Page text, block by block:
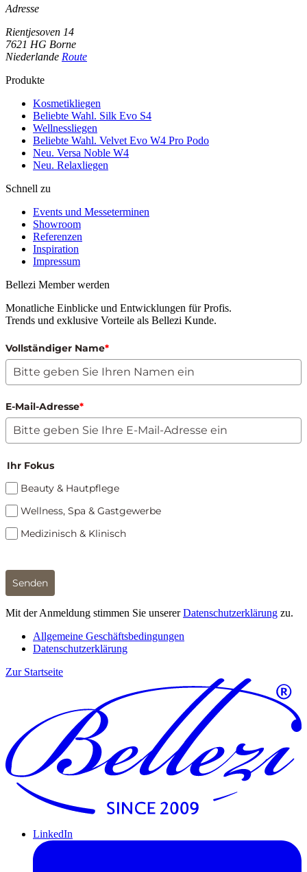
Adresse
Rientjesoven 14
7621 HG Borne
Niederlande Route
Produkte
Kosmetikliegen
Beliebte Wahl. Silk Evo S4
Wellnessliegen
Beliebte Wahl. Velvet Evo W4 Pro Podo
Neu. Versa Noble W4
Neu. Relaxliegen
Schnell zu
Events und Messeterminen
Showroom
Referenzen
Inspiration
Impressum
Bellezi Member werden
Monatliche Einblicke und Entwicklungen für Profis.
Trends und exklusive Vorteile als Bellezi Kunde.
Vollständiger Name*
E-Mail-Adresse*
Ihr Fokus
Beauty & Hautpflege
Wellness, Spa & Gastgewerbe
Medizinisch & Klinisch
Senden
Mit der Anmeldung stimmen Sie unsererDatenschutzerklärung zu.
Allgemeine Geschäftsbedingungen
Datenschutzerklärung
Zur Startseite
LinkedIn